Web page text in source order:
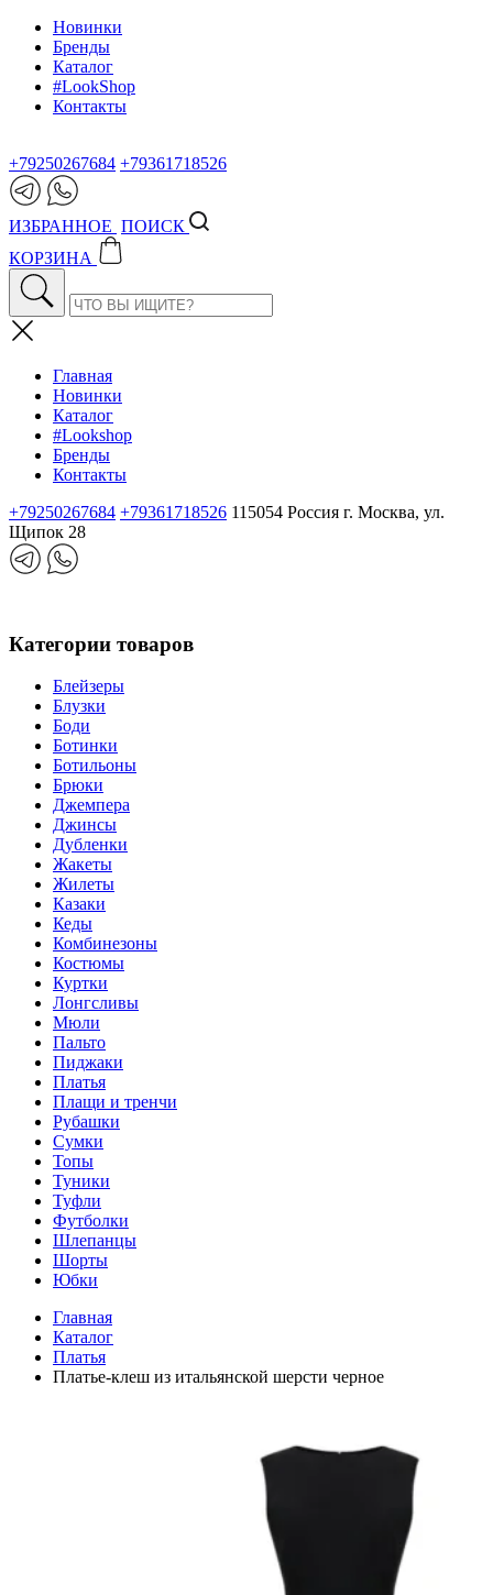
Новинки
Бренды
Каталог
#LookShop
Контакты
+79250267684 +79361718526
ИЗБРАННОЕ ПОИСК
КОРЗИНА
Главная
Новинки
Каталог
#Lookshop
Бренды
Контакты
+79250267684 +79361718526 115054 Россия г. Москва, ул.
Щипок 28
Категории товаров
Блейзеры
Блузки
Боди
Ботинки
Ботильоны
Брюки
Джемпера
Джинсы
Дубленки
Жакеты
Жилеты
Казаки
Кеды
Комбинезоны
Костюмы
Куртки
Лонгсливы
Мюли
Пальто
Пиджаки
Платья
Плащи и тренчи
Рубашки
Сумки
Топы
Туники
Туфли
Футболки
Шлепанцы
Шорты
Юбки
Главная
Каталог
Платья
Платье-клеш из итальянской шерсти черное